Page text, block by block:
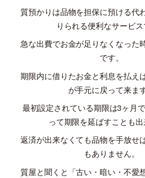
質預かりは品物を担保に預ける代
りられる便利なサービス
急な出費でお金が足りなくなった
です。
期限内に借りたお金と利息を払え
が手元に戻って来ます
最初設定されている期限は3ヶ月
って期限を延ばすことも出
返済が出来なくても品物を手放せ
もありません。
質屋と聞くと「古い・暗い・不愛